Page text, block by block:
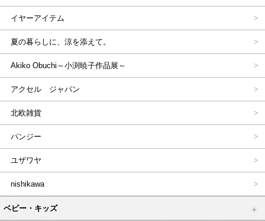
イヤーアイテム
夏の暮らしに、涼を添えて。
Akiko Obuchi～小渕暁子作品展～
アクセル ジャパン
北欧雑貨
パンジー
ユザワヤ
nishikawa
ベビー・キッズ